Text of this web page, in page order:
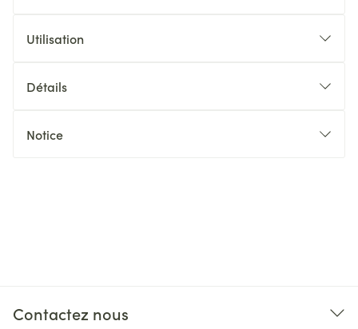
Utilisation
Détails
Notice
Contactez nous